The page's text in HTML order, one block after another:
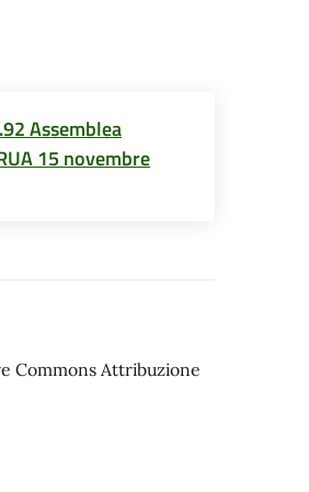
Assemblea
15 novembre
Commons Attribuzione